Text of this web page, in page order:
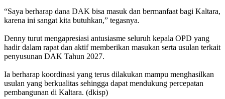
“Saya berharap dana DAK bisa masuk dan bermanfaat bagi Kaltara,
karena ini sangat kita butuhkan,” tegasnya.
Denny turut mengapresiasi antusiasme seluruh kepala OPD yang
hadir dalam rapat dan aktif memberikan masukan serta usulan terkait
penyusunan DAK Tahun 2027.
Ia berharap koordinasi yang terus dilakukan mampu menghasilkan
usulan yang berkualitas sehingga dapat mendukung percepatan
pembangunan di Kaltara. (dkisp)